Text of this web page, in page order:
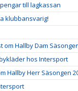
till lagkassan
klubbansvarig!
om Hallby Dam
hos Intersport
Hallby Herr Säsongen